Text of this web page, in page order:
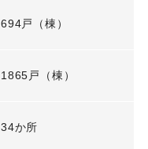
694戸（棟）
1865戸（棟）
34か所